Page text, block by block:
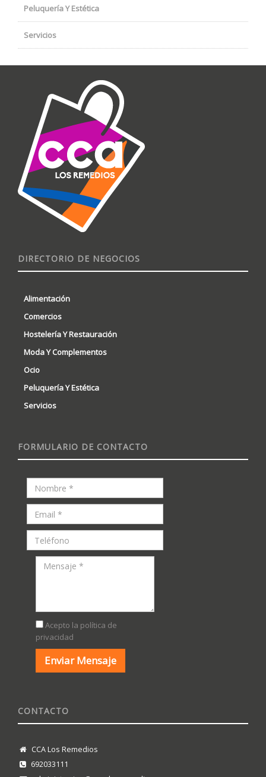
Peluquería Y Estética
Servicios
DIRECTORIO DE NEGOCIOS
Alimentación
Comercios
Hostelería Y Restauración
Moda Y Complementos
Ocio
Peluquería Y Estética
Servicios
FORMULARIO DE CONTACTO
Acepto la política de
privacidad
CONTACTO
CCA Los Remedios
692033111